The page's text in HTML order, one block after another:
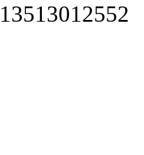
13513012552